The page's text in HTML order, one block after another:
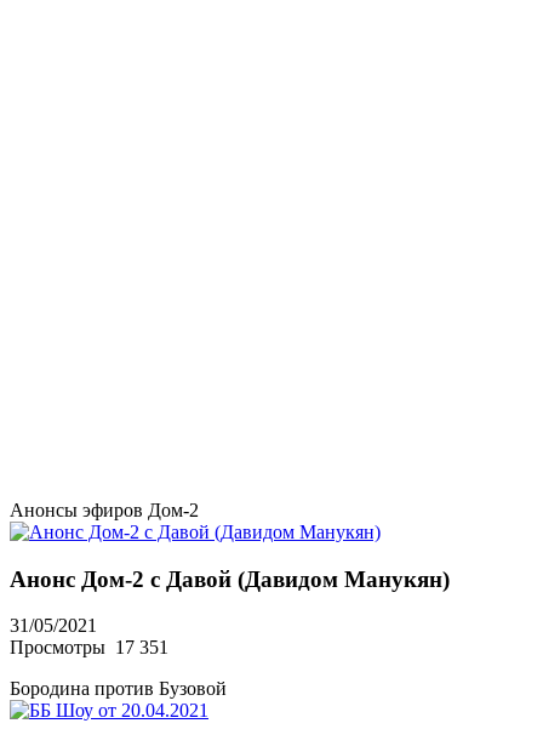
Анонсы эфиров Дом-2
Анонс Дом-2 с Давой (Давидом Манукян)
31/05/2021
Просмотры 17 351
Бородина против Бузовой